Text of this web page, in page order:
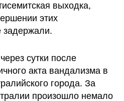
выходка,
этих
задержали.
сутки после
акта вандализма в
города. За
произошло немало